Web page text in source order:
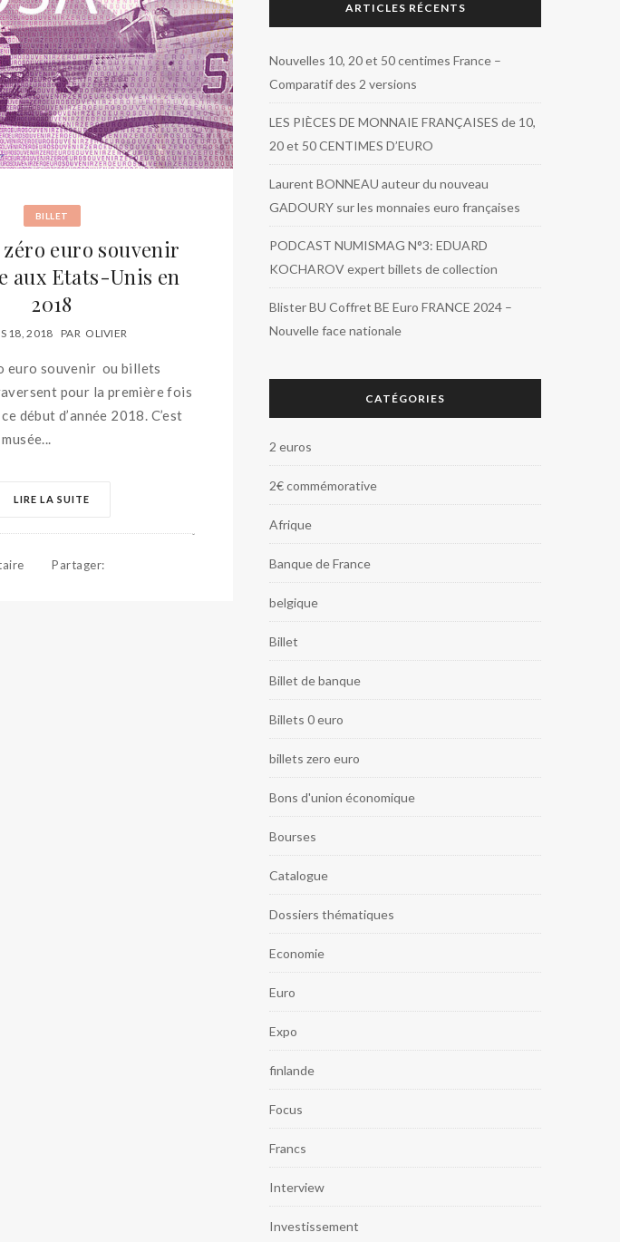
BILLET
euro souvenir
aux Etats-Unis en
2018
18, 2018 PAR OLIVIER
euro souvenir ou billets
pour la première fois
début d’année 2018. C’est
LIRE LA SUITE
Partager:
ARTICLES RÉCENTS
Nouvelles 10, 20 et 50 centimes France –
Comparatif des 2 versions
LES PIÈCES DE MONNAIE FRANÇAISES de 10,
20 et 50 CENTIMES D’EURO
Laurent BONNEAU auteur du nouveau
GADOURY sur les monnaies euro françaises
PODCAST NUMISMAG N°3: EDUARD
KOCHAROV expert billets de collection
Blister BU Coffret BE Euro FRANCE 2024 –
Nouvelle face nationale
CATÉGORIES
2 euros
2€ commémorative
Afrique
Banque de France
belgique
Billet
Billet de banque
Billets 0 euro
billets zero euro
Bons d'union économique
Bourses
Catalogue
Dossiers thématiques
Economie
Euro
Expo
finlande
Focus
Francs
Interview
Investissement